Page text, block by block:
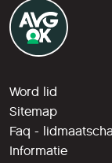
Word lid
Sitemap
Faq -
Informatie